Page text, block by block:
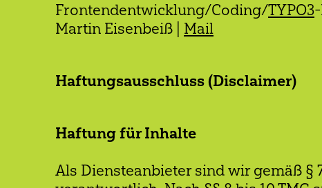
Frontendentwicklung/Coding/TYPO3
Martin Eisenbeiß | Mail
Haftungsausschluss (Disclaimer)
Haftung für Inhalte
Als Diensteanbieter sind wir gemäß §